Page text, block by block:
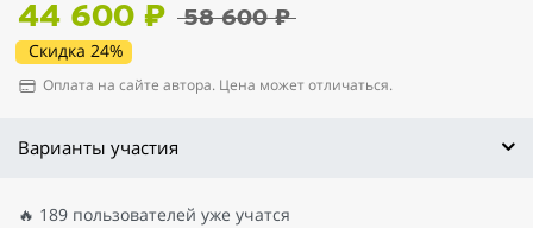
44 600 ₽ 58 600 ₽
Скидка 24%
Оплата на сайте автора. Цена может отличаться.
Варианты участия
🔥 189 пользователей уже учатся